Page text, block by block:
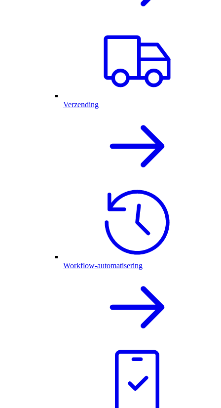
Verzending
Workflow-automatisering